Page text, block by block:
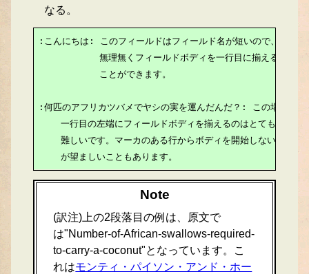
なる。
:こんにちは: このフィールドはフィールド名が短いので、
           無理無くフィールドボディを一行目に揃える
           ことができます。
:何匹のアフリカツバメでヤシの実を運んだんだ？: この場合、
    一行目の左端にフィールドボディを揃えるのはとても
    難しいです。マーカのある行からボディを開始しないケース
    が望ましいこともあります。
Note
(訳注)上の2段落目の例は、原文で
は"Number-of-African-swallows-required-
to-carry-a-coconut"となっています。こ
れはモンティ・パイソン・アンド・ホー